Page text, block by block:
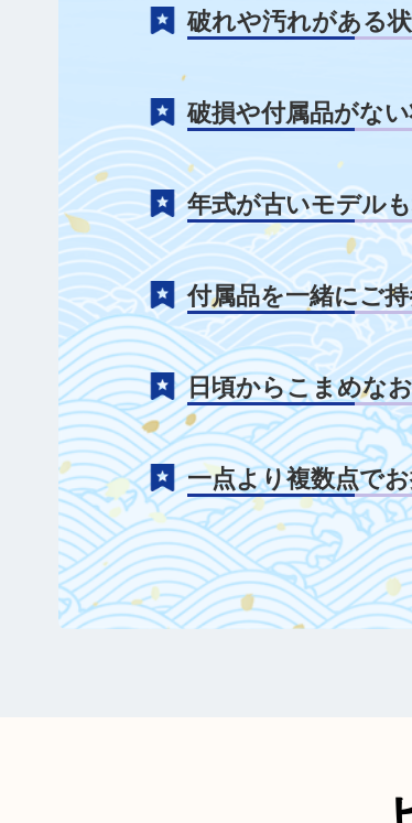
破れや汚れがある
破損や付属品がな
年式が古いモデル
付属品を一緒にご
日頃からこまめな
一点より複数点で